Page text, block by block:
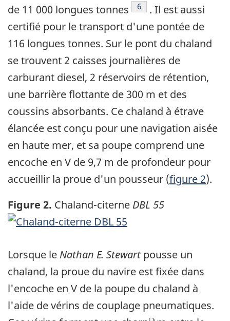
de 11 000 longues tonnes
Note de bas de page
6
. Il est aussi
certifié pour le transport d'une pontée de
116 longues tonnes. Sur le pont du chaland
se trouvent 2 caisses journalières de
carburant diesel, 2 réservoirs de rétention,
une barrière flottante de 300 m et des
coussins absorbants. Ce chaland à étrave
élancée est conçu pour une navigation aisée
en haute mer, et sa poupe comprend une
encoche en V de 9,7 m de profondeur pour
accueillir la proue d'un pousseur (figure 2).
Figure 2. Chaland-citerne DBL 55
Image
Lorsque le Nathan E. Stewartpousse un
chaland, la proue du navire est fixée dans
l'encoche en V de la poupe du chaland à
l'aide de vérins de couplage pneumatiques.